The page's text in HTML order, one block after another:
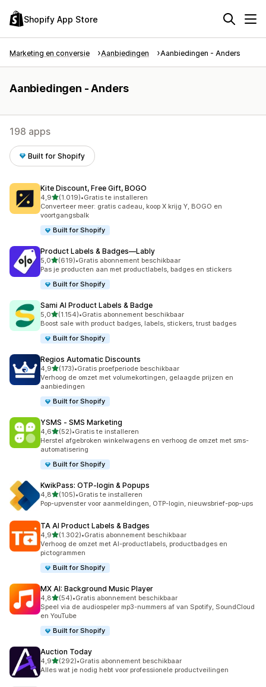
Shopify App Store
Marketing en conversie Aanbiedingen Aanbiedingen - Anders
Aanbiedingen - Anders
198 apps
Built for Shopify
Kite Discount, Free Gift, BOGO
4,9van 5 sterren
(1.019)
1019 recensies in totaal
•Gratis te installeren
Converteer meer: gratis cadeau, koop X krijg Y, BOGO en
voortgangsbalk
Built for Shopify
Product Labels & Badges—Lably
5,0van 5 sterren
(619)
619 recensies in totaal
•Gratis abonnement beschikbaar
Pas je producten aan met productlabels, badges en stickers
Built for Shopify
Sami AI Product Labels & Badge
5,0van 5 sterren
(1.154)
1154 recensies in totaal
•Gratis abonnement beschikbaar
Boost sale with product badges, labels, stickers, trust badges
Built for Shopify
Regios Automatic Discounts
4,9van 5 sterren
(173)
173 recensies in totaal
•Gratis proefperiode beschikbaar
Verhoog de omzet met volumekortingen, gelaagde prijzen en
aanbiedingen
Built for Shopify
YSMS ‑ SMS Marketing
4,6van 5 sterren
(52)
52 recensies in totaal
•Gratis te installeren
Herstel afgebroken winkelwagens en verhoog de omzet met sms-
automatisering
Built for Shopify
KwikPass: OTP‑login & Popups
4,8van 5 sterren
(105)
105 recensies in totaal
•Gratis te installeren
Pop-upvenster voor aanmeldingen, OTP-login, nieuwsbrief-pop-ups
TA AI Product Labels & Badges
4,9van 5 sterren
(1.302)
1302 recensies in totaal
•Gratis abonnement beschikbaar
Verhoog de omzet met AI-productlabels, productbadges en
pictogrammen
Built for Shopify
MX AI: Background Music Player
4,8van 5 sterren
(54)
54 recensies in totaal
•Gratis abonnement beschikbaar
Speel via de audiospeler mp3-nummers af van Spotify, SoundCloud
en YouTube
Built for Shopify
Auction Today
4,9van 5 sterren
(292)
292 recensies in totaal
•Gratis abonnement beschikbaar
Alles wat je nodig hebt voor professionele productveilingen